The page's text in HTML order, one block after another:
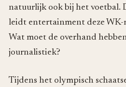
natuurlijk ook bij het voetbal.
leidt entertainment deze WK-
Wat moet de overhand
journalistiek?
Tijdens het olympisch